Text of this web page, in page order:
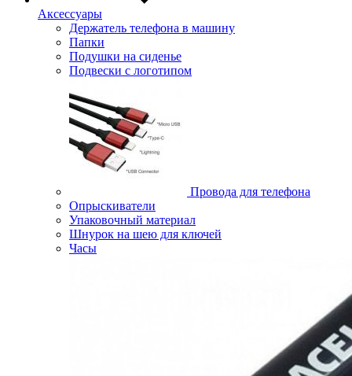
Аксессуары
Держатель телефона в машину
Папки
Подушки на сиденье
Подвески с логотипом
Провода для телефона
Опрыскиватели
Упаковочный материал
Шнурок на шею для ключей
Часы